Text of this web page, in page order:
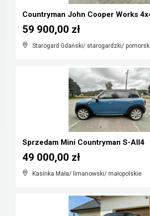
Starogard Gdański/ starogardzki/
59 900,00 zł
Sprzedam Mini Countryman S-All4
Kasinka Mała/ limanowski/ małopolskie
49 000,00 zł